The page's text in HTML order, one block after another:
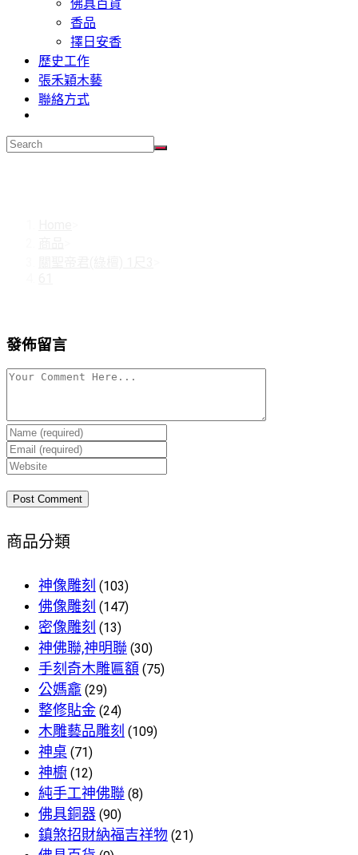
佛具百貨
香品
擇日安香
歷史工作
張禾穎木藝
聯絡方式
發佈留言
商品分類
神像雕刻 (103)
佛像雕刻 (147)
密像雕刻 (13)
神佛聯,神明聯 (30)
手刻奇木雕匾額 (75)
公媽龕 (29)
整修貼金 (24)
木雕藝品雕刻 (109)
神桌 (71)
神櫥 (12)
純手工神佛聯 (8)
佛具銅器 (90)
鎮煞招財納福吉祥物 (21)